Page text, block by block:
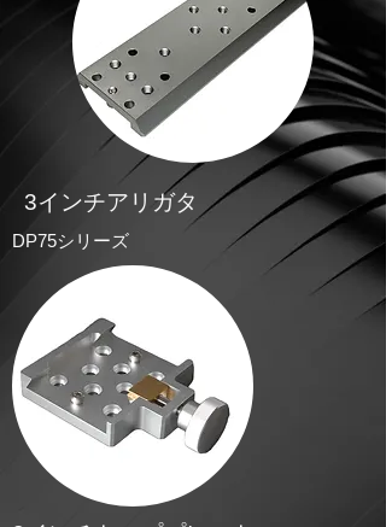
3インチアリガタ
DP75シリーズ